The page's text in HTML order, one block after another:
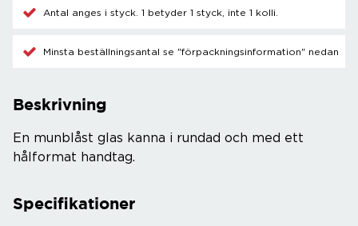
Antal anges i styck. 1 betyder 1 styck, inte 1 kolli.
Minsta beställningsantal se "förpackningsinformation" nedan
Beskrivning
En munblåst glas kanna i rundad och med ett
hålformat handtag.
Specifikationer